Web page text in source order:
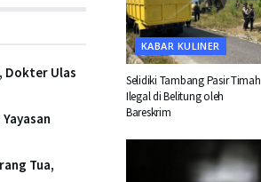
Dokter Ulas
Tua,
KABAR KULINER
Selidiki Tambang Pasir Timah
Ilegal di Belitung oleh
Bareskrim